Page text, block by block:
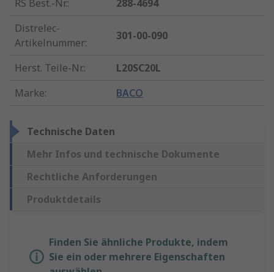
RS Best.-Nr.:
288-4694
Distrelec-
Artikelnummer:
301-00-090
Herst. Teile-Nr.:
L20SC20L
Marke: BACO
Technische Daten
Mehr Infos und technische Dokumente
Rechtliche Anforderungen
Produktdetails
Finden Sie ähnliche Produkte, indem
Sie ein oder mehrere Eigenschaften